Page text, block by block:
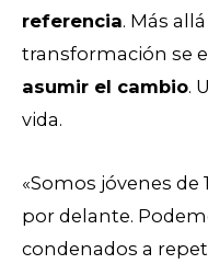
referencia. Más
transformación se
asumir el cambio.
vida.
«Somos jóvenes de
por delante.
condenados a